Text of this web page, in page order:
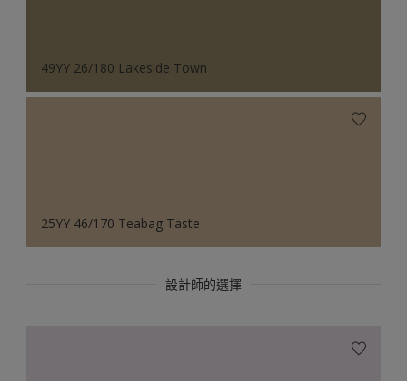
49YY 26/180 Lakeside Town
25YY 46/170 Teabag Taste
設計師的選擇